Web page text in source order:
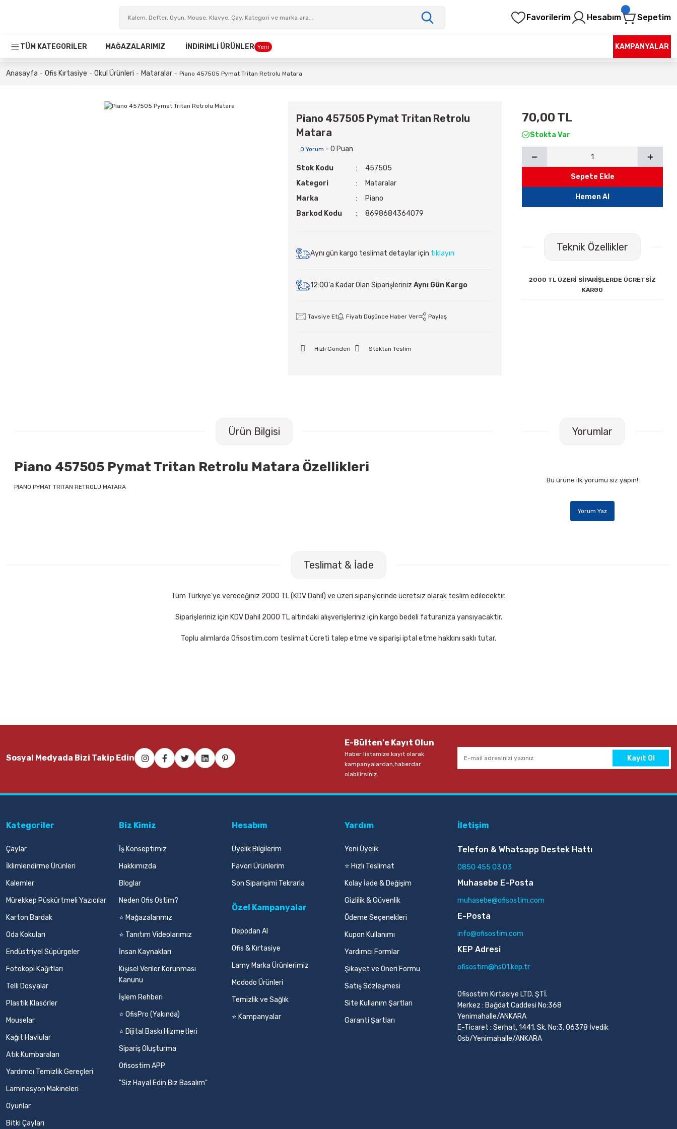
Favorilerim Hesabım Sepetim
TÜM KATEGORİLER MAĞAZALARIMIZ İNDİRİMLİ ÜRÜNLER Yeni KAMPANYALAR
Anasayfa Ofis Kırtasiye Okul Ürünleri Mataralar Piano 457505 Pymat Tritan Retrolu Matara
Piano 457505 Pymat Tritan Retrolu
Matara
0 Yorum - 0 Puan
Stok Kodu
457505
Kategori
Mataralar
Marka
Piano
Barkod Kodu
8698684364079
Aynı gün kargo teslimat detaylar için tıklayın
12:00'a Kadar Olan Siparişleriniz Aynı Gün Kargo
Tavsiye Et Fiyatı Düşünce Haber Ver Paylaş
Hızlı Gönderi Stoktan Teslim
70,00 TL
Stokta Var
Sepete Ekle
Hemen Al
Teknik Özellikler
2000 TL ÜZERİ SİPARİŞLERDE ÜCRETSİZ
KARGO
Ürün Bilgisi
Piano 457505 Pymat Tritan Retrolu Matara Özellikleri
PIANO PYMAT TRITAN RETROLU MATARA
Yorumlar
Bu ürüne ilk yorumu siz yapın!
Yorum Yaz
Teslimat & İade
Tüm Türkiye'ye vereceğiniz 2000 TL (KDV Dahil) ve üzeri siparişlerinde ücretsiz olarak teslim edilecektir.
Siparişleriniz için KDV Dahil 2000 TL altındaki alışverişleriniz için kargo bedeli faturanıza yansıyacaktır.
Toplu alımlarda Ofisostim.com teslimat ücreti talep etme ve siparişi iptal etme hakkını saklı tutar.
Sosyal Medyada Bizi Takip Edin
E-Bülten'e Kayıt Olun
Haber listemize kayıt olarak
kampanyalardan,haberdar
olabilirsiniz.
Kayıt Ol
Kategoriler
Çaylar
İklimlendirme Ürünleri
Kalemler
Mürekkep Püskürtmeli Yazıcılar
Karton Bardak
Oda Kokuları
Endüstriyel Süpürgeler
Fotokopi Kağıtları
Telli Dosyalar
Plastik Klasörler
Mouselar
Kağıt Havlular
Atık Kumbaraları
Yardımcı Temizlik Gereçleri
Laminasyon Makineleri
Oyunlar
Bitki Çayları
Biz Kimiz
İş Konseptimiz
Hakkımızda
Bloglar
Neden Ofis Ostim?
⭐ Mağazalarımız
⭐ Tanıtım Videolarımız
İnsan Kaynakları
Kişisel Veriler Korunması
Kanunu
İşlem Rehberi
⭐ OfisPro (Yakında)
⭐ Dijital Baskı Hizmetleri
Sipariş Oluşturma
Ofisostim APP
"Siz Hayal Edin Biz Basalım"
Hesabım
Üyelik Bilgilerim
Favori Ürünlerim
Son Siparişimi Tekrarla
Özel Kampanyalar
Depodan Al
Ofis & Kırtasiye
Lamy Marka Ürünlerimiz
Mcdodo Ürünleri
Temizlik ve Sağlık
⭐ Kampanyalar
Yardım
Yeni Üyelik
⭐ Hızlı Teslimat
Kolay İade & Değişim
Gizlilik & Güvenlik
Ödeme Seçenekleri
Kupon Kullanımı
Yardımcı Formlar
Şikayet ve Öneri Formu
Satış Sözleşmesi
Site Kullanım Şartları
Garanti Şartları
İletişim
Telefon & Whatsapp Destek Hattı
0850 455 03 03
Muhasebe E-Posta
muhasebe@ofisostim.com
E-Posta
info@ofisostim.com
KEP Adresi
ofisostim@hs01.kep.tr
Ofisostim Kırtasiye LTD. ŞTİ.
Merkez : Bağdat Caddesi No:368
Yenimahalle/ANKARA
E-Ticaret : Serhat, 1441. Sk. No:3, 06378 İvedik
Osb/Yenimahalle/ANKARA